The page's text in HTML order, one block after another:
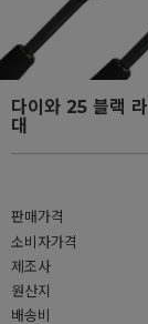
다이와 25 블랙
대
판매가격
소비자가격
제조사
원산지
배송비